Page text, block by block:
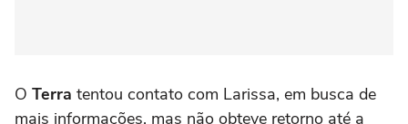
O Terra tentou contato com Larissa, em busca de
mais informações, mas não obteve retorno até a